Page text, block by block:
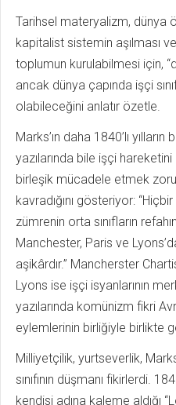
Tarihsel materyalizm, dünya
kapitalist sistemin aşılması
toplumun kurulabilmesi için,
ancak dünya çapında işçi
olabileceğini anlatır özetle.
Marks’ın daha 1840’lı
yazılarında bile işçi
birleşik mücadele etmek
kavradığını gösteriyor:
zümrenin orta sınıfların
Manchester, Paris ve
aşikârdır.” Mancherster
Lyons ise işçi isyanlarının
yazılarında komünizm fikri
eylemlerinin birliğiyle birlikte
Milliyetçilik, yurtseverlik,
sınıfının düşmanı fikirlerdi.
kendisi adına kaleme aldığı